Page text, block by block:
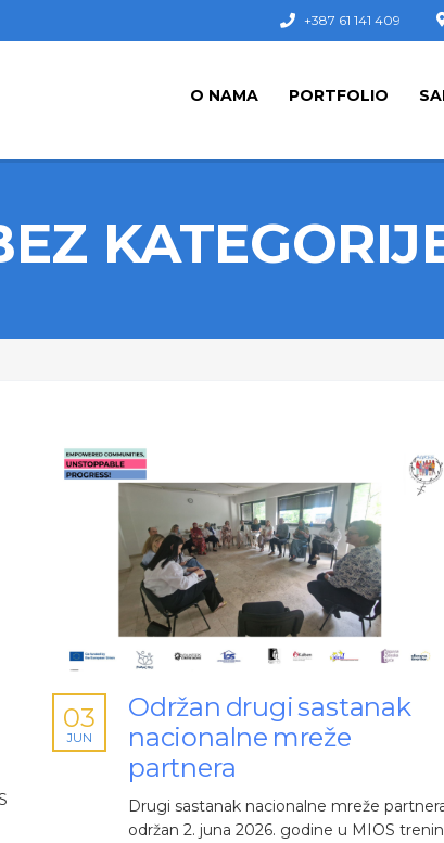
+387 61 141 409
O NAMA PORTFOLIO
Održan drugi sastanak
nacionalne mreže
partnera
03
JUN
Drugi sastanak nacionalne mreže
održan 2. juna 2026. godine u MIOS